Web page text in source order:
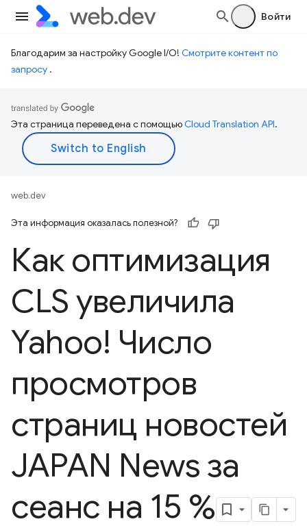
Войти
Благодарим за настройку Google I/O! Смотрите контент по
запросу .
Эта страница переведена с помощьюCloud Translation API.
web.dev
Эта информация оказалась полезной?
Как оптимизация
CLS увеличила
Yahoo! Число
просмотров
страниц новостей
JAPAN News за
сеанс на 15 %